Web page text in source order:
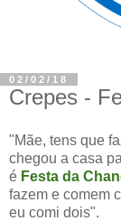
02/02/18
Crepes -
"Mãe, tens que
chegou a casa
é Festa da
fazem e comem
eu comi dois".